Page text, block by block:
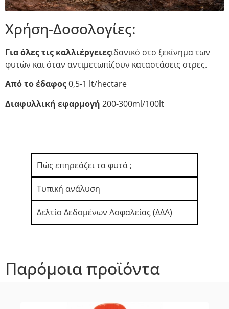
Χρήση-Δοσολογίες:
Για όλες τις καλλιέργειεςιδανικό στο ξεκίνημα των
φυτών και όταν αντιμετωπίζουν καταστάσεις στρες.
Από το έδαφος0,5-1 lt/hectare
Διαφυλλική εφαρμογή 200-300ml/100lt
Πώς επηρεάζει τα φυτά ;
Τυπική ανάλυση
Δελτίο Δεδομένων Ασφαλείας (ΔΔΑ)
Παρόμοια προϊόντα